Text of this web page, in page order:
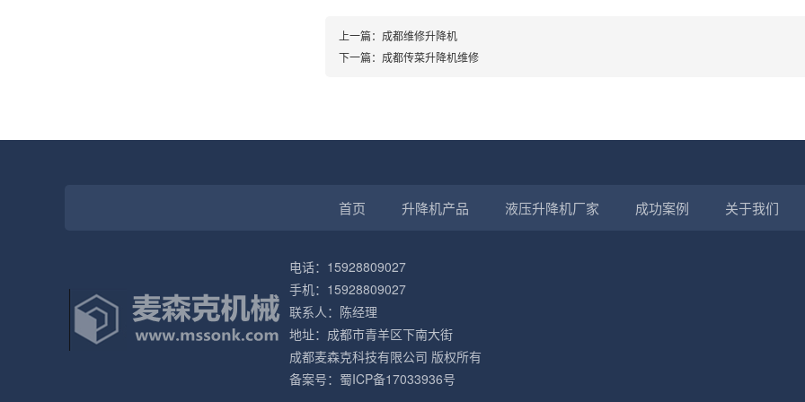
上一篇： 成都维修升降机
下一篇： 成都传菜升降机维修
首页 升降机产品 液压升降机厂家 成功案例 关于我们
电话：15928809027
手机：15928809027
联系人：陈经理
地址：成都市青羊区下南大街
成都麦森克科技有限公司 版权所有
备案号： 蜀ICP备17033936号